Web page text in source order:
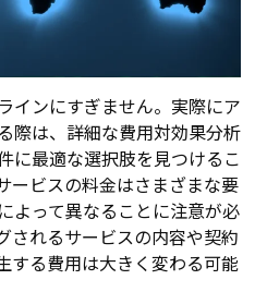
インにすぎません。実際にア
際は、詳細な費用対効果分析
に最適な選択肢を見つけるこ
ービスの料金はさまざまな要
よって異なることに注意が必
されるサービスの内容や契約
する費用は大きく変わる可能